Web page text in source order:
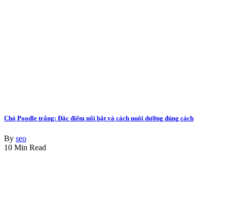
Chó Poodle trắng: Đặc điểm nổi bật và cách nuôi dưỡng đúng cách
By seo
10 Min Read